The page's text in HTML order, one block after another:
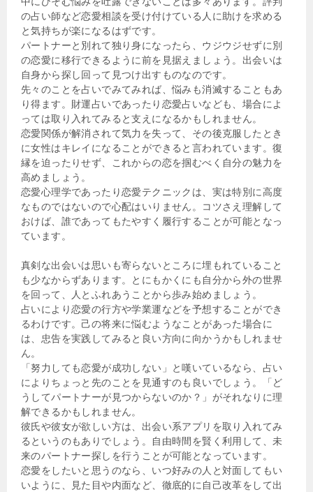
の占い師など恋愛相談を受け付けている人に助けを求める
と気持ちが楽になるはずです。
パートナーと別れて独り身になったら、ウジウジせずに別
の恋愛に移行できるように前を見据えましょう。出会いは
自身から探し回って見つけ出すものなのです。
先々のことを占いでみてみれば、悩みも消滅することもあ
り得ます。財運占いであったり恋愛占いなども、場合によ
っては取り入れてみると支えになるかもしれません。
恋愛関係が解消されて気力を失って、その後克服したとき
に女性はキレイになることができると言われています。復
縁を迫ったりせず、これからの恋を掴むべく自分の魅力を
高めましょう。
恋愛心理学であったり恋愛テクニックは、実は特別に高度
なものではないので心配はいりません。コツさえ理解して
おけば、誰であってもたやすく履行することが可能となっ
ています。
真剣な出会いは思いも寄らないところに埋もれていること
も少なからずあります。とにもかくにも自分から外の世界
を回って、人とふれあうことから歩み始めましょう。
占いにより恋愛の行方や学業運などを予想することができ
るわけです。己の将来に悩むようなことがあった場合に
は、忠告を実践してみると良い方向に向かうかもしれませ
ん。
「努力しても恋愛が成功しない」と嘆いているなら、占い
によりちょっと先のことを見通すのも良いでしょう。「ど
うしてパートナーが見つからないのか？」がそれなりに理
解できるかもしれません。
彼氏や彼女が欲しい方は、出会い系アプリを取り入れてみ
るというのもありでしょう。自由時間を賢く利用して、未
来のパートナー探しを行うことが可能となっています。
恋愛をしたいと思うのなら、いつ好みの人と対面してもい
いように、見た目や内面など、徹底的に自己改革をして出